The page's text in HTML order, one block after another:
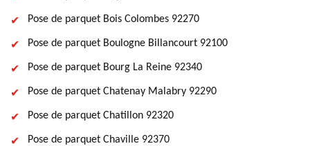
Pose de parquet Bois Colombes 92270
Pose de parquet Boulogne Billancourt 92100
Pose de parquet Bourg La Reine 92340
Pose de parquet Chatenay Malabry 92290
Pose de parquet Chatillon 92320
Pose de parquet Chaville 92370